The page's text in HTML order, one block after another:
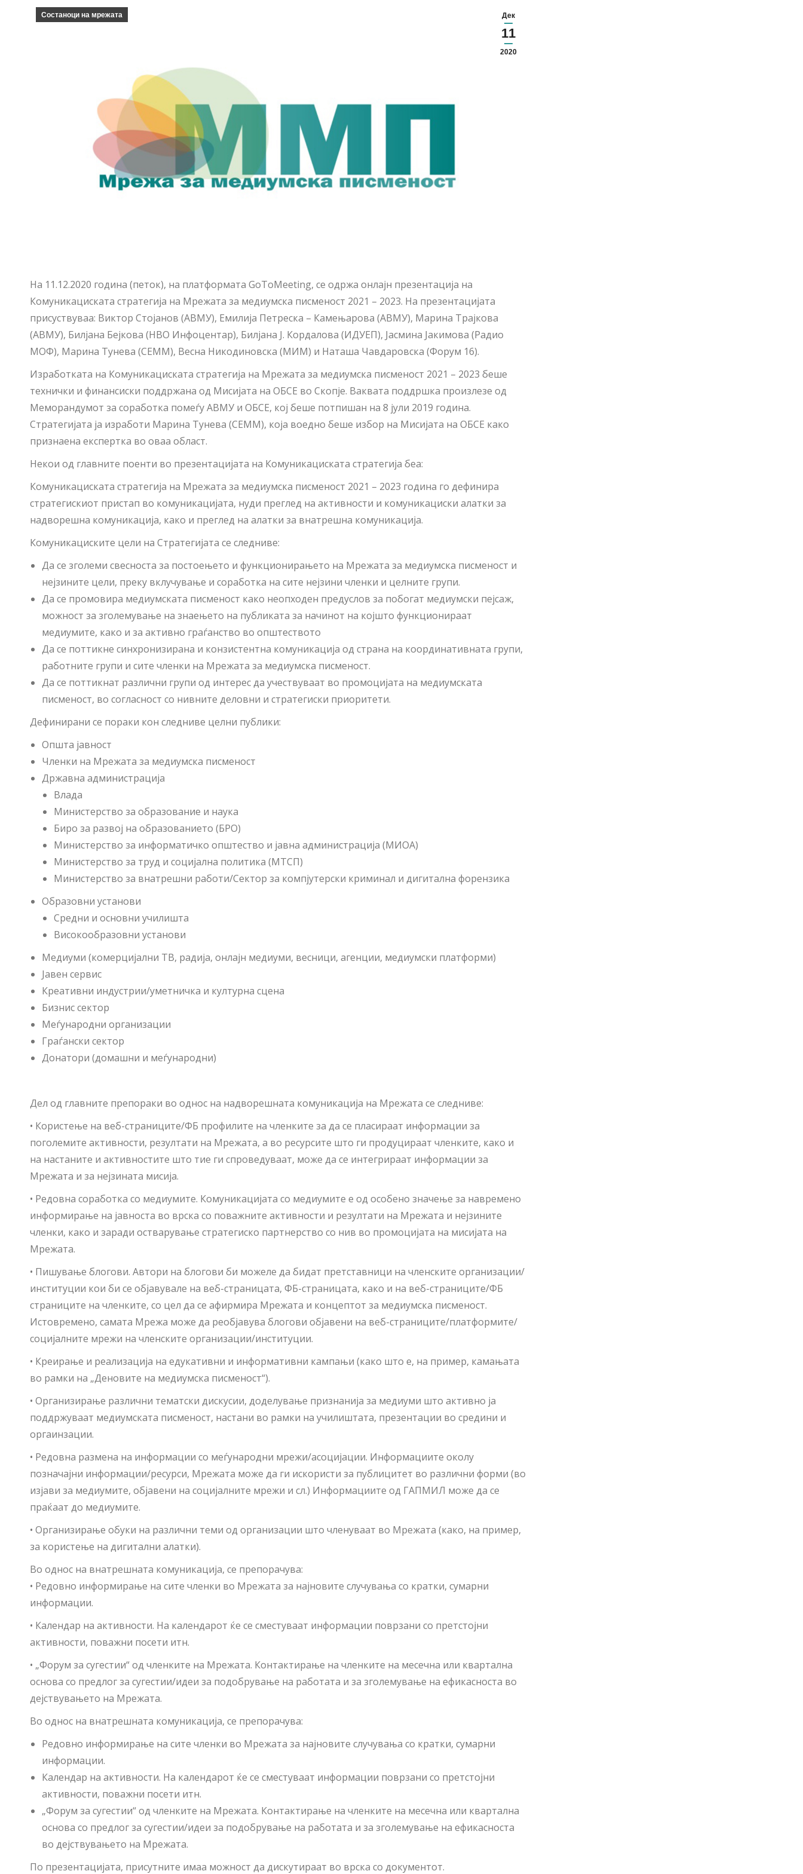
Дек
11
2020
Состаноци на мрежата
На 11.12.2020 година (петок), на платформата GoToMeeting, се одржа онлајн презентација на
Комуникациската стратегија на Мрежата за медиумска писменост 2021 – 2023. На презентацијата
присуствуваа: Виктор Стојанов (АВМУ), Емилија Петреска – Камењарова (АВМУ), Марина Трајкова
(АВМУ), Билјана Бејкова (НВО Инфоцентар), Билјана Ј. Кордалова (ИДУЕП), Јасмина Јакимова (Радио
МОФ), Марина Тунева (СЕММ), Весна Никодиновска (МИМ) и Наташа Чавдаровска (Форум 16).
Изработката на Комуникациската стратегија на Мрежата за медиумска писменост 2021 – 2023 беше
технички и финансиски поддржана од Мисијата на ОБСЕ во Скопје. Ваквата поддршка произлезе од
Меморандумот за соработка помеѓу АВМУ и ОБСЕ, кој беше потпишан на 8 јули 2019 година.
Стратегијата ја изработи Марина Тунева (СЕММ), која воедно беше избор на Мисијата на ОБСЕ како
признаена експертка во оваа област.
Некои од главните поенти во презентацијата на Комуникациската стратегија беа:
Комуникациската стратегија на Мрежата за медиумска писменост 2021 – 2023 година го дефинира
стратегискиот пристап во комуникацијата, нуди преглед на активности и комуникациски алатки за
надворешна комуникација, како и преглед на алатки за внатрешна комуникација.
Комуникациските цели на Стратегијата се следниве:
Да се зголеми свесноста за постоењето и функционирањето на Мрежата за медиумска писменост и
нејзините цели, преку вклучување и соработка на сите нејзини членки и целните групи.
Да се промовира медиумската писменост како неопходен предуслов за побогат медиумски пејсаж,
можност за зголемување на знаењето на публиката за начинот на којшто функционираат
медиумите, како и за активно граѓанство во општеството
Да се поттикне синхронизирана и конзистентна комуникација од страна на координативната групи,
работните групи и сите членки на Мрежата за медиумска писменост.
Да се поттикнат различни групи од интерес да учествуваат во промоцијата на медиумската
писменост, во согласност со нивните деловни и стратегиски приоритети.
Дефинирани се пораки кон следниве целни публики:
Општа јавност
Членки на Мрежата за медиумска писменост
Државна администрација
Влада
Министерство за образование и наука
Биро за развој на образованието (БРО)
Министерство за информатичко општество и јавна администрација (МИОА)
Министерство за труд и социјална политика (МТСП)
Министерство за внатрешни работи/Сектор за компјутерски криминал и дигитална форензика
Образовни установи
Средни и основни училишта
Високообразовни установи
Медиуми (комерцијални ТВ, радија, онлајн медиуми, весници, агенции, медиумски платформи)
Јавен сервис
Креативни индустрии/уметничка и културна сцена
Бизнис сектор
Меѓународни организации
Граѓански сектор
Донатори (домашни и меѓународни)
Дел од главните препораки во однос на надворешната комуникација на Мрежата се следниве:
• Користење на веб-страниците/ФБ профилите на членките за да се пласираат информации за
поголемите активности, резултати на Мрежата, а во ресурсите што ги продуцираат членките, како и
на настаните и активностите што тие ги спроведуваат, може да се интегрираат информации за
Мрежата и за нејзината мисија.
• Редовна соработка со медиумите. Комуникацијата со медиумите е од особено значење за навремено
информирање на јавноста во врска со поважните активности и резултати на Мрежата и нејзините
членки, како и заради остварување стратегиско партнерство со нив во промоцијата на мисијата на
Мрежата.
• Пишување блогови. Автори на блогови би можеле да бидат претставници на членските организации/
институции кои би се објавувале на веб-страницата, ФБ-страницата, како и на веб-страниците/ФБ
страниците на членките, со цел да се афирмира Мрежата и концептот за медиумска писменост.
Истовремено, самата Мрежа може да реобјавува блогови објавени на веб-страниците/платформите/
социјалните мрежи на членските организации/институции.
• Креирање и реализација на едукативни и информативни кампањи (како што е, на пример, камањата
во рамки на „Деновите на медиумска писменост“).
• Организирање различни тематски дискусии, доделување признанија за медиуми што активно ја
поддржуваат медиумската писменост, настани во рамки на училиштата, презентации во средини и
оргаинзации.
• Редовна размена на информации со меѓународни мрежи/асоцијации. Информациите околу
позначајни информации/ресурси, Мрежата може да ги искористи за публицитет во различни форми (во
изјави за медиумите, објавени на социјалните мрежи и сл.) Информациите од ГАПМИЛ може да се
праќаат до медиумите.
• Организирање обуки на различни теми од организации што членуваат во Мрежата (како, на пример,
за користење на дигитални алатки).
Во однос на внатрешната комуникација, се препорачува:
• Редовно информирање на сите членки во Мрежата за најновите случувања со кратки, сумарни
информации.
• Календар на активности. На календарот ќе се сместуваат информации поврзани со претстојни
активности, поважни посети итн.
• „Форум за сугестии“ од членките на Мрежата. Контактирање на членките на месечна или квартална
основа со предлог за сугестии/идеи за подобрување на работата и за зголемување на ефикасноста во
дејствувањето на Мрежата.
Во однос на внатрешната комуникација, се препорачува:
Редовно информирање на сите членки во Мрежата за најновите случувања со кратки, сумарни
информации.
Календар на активности. На календарот ќе се сместуваат информации поврзани со претстојни
активности, поважни посети итн.
„Форум за сугестии“ од членките на Мрежата. Контактирање на членките на месечна или квартална
основа со предлог за сугестии/идеи за подобрување на работата и за зголемување на ефикасноста
во дејствувањето на Мрежата.
По презентацијата, присутните имаа можност да дискутираат во врска со документот.